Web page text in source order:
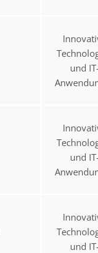
und
und
und